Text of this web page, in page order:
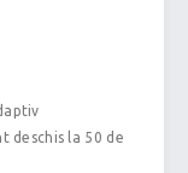
deschis la 50 de